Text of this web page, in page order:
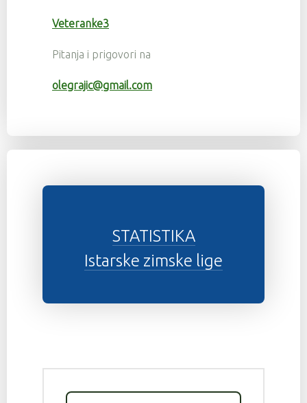
Veteranke3
Pitanja i prigovori na
olegrajic@gmail.com
STATISTIKA
Istarske zimske lige